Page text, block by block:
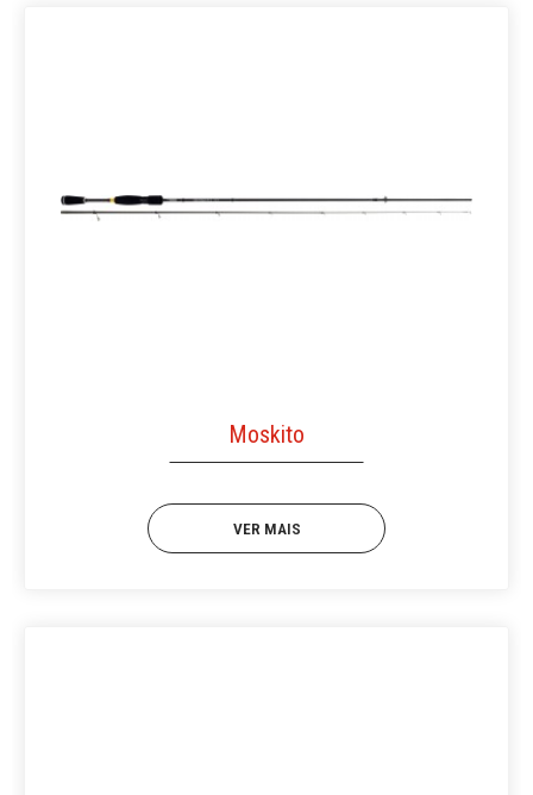
Moskito
VER MAIS